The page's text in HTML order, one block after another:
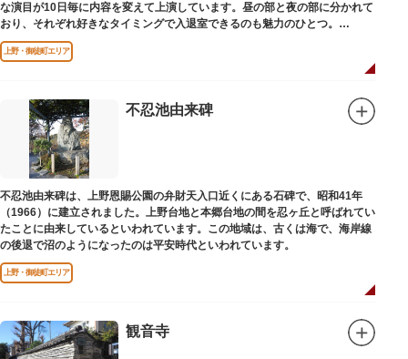
な演目が10日毎に内容を変えて上演しています。昼の部と夜の部に分かれて
おり、それぞれ好きなタイミングで入退室できるのも魅力のひとつ。
上演中は飲食も可能です。おすすめは売店で購入できる、お箸で切れるやわ
らかさで有名な「上野 井泉本店」のかつサンド。お弁当やお菓子を食べたり
上野・御徒町エリア
不忍池由来碑
不忍池由来碑は、上野恩賜公園の弁財天入口近くにある石碑で、昭和41年
（1966）に建立されました。上野台地と本郷台地の間を忍ヶ丘と呼ばれてい
たことに由来しているといわれています。この地域は、古くは海で、海岸線
の後退で沼のようになったのは平安時代といわれています。
上野・御徒町エリア
観音寺